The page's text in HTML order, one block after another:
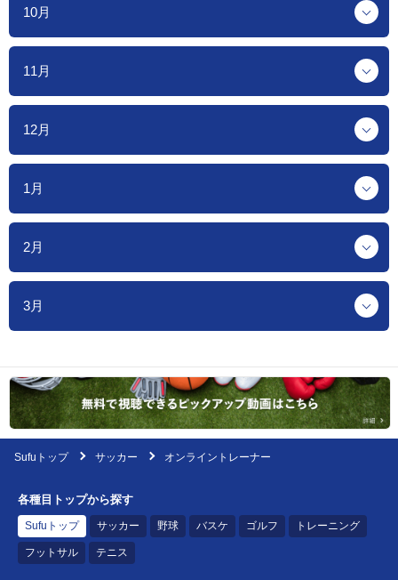
10月
11月
12月
1月
2月
3月
Sufuトップ サッカー オンライントレーナー
各種目トップから探す
Sufuトップ サッカー 野球 バスケ ゴルフ トレーニング
フットサル テニス